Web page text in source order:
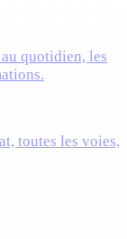
quotidien, les
toutes les voies,